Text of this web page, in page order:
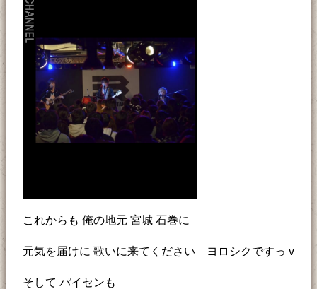
これからも 俺の地元 宮城 石巻に
元気を届けに 歌いに来てください ヨロシクですっ v
そして パイセンも